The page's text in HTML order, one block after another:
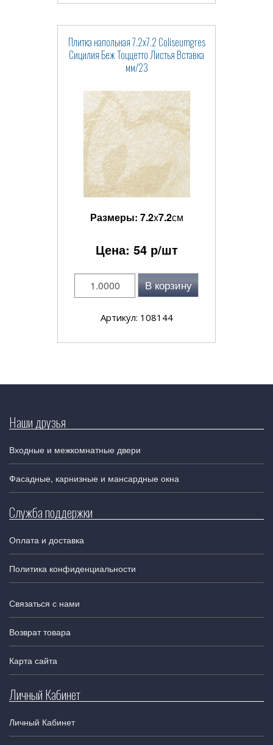
Плитка напольная 7.2x7.2 Coliseumgres
Сицилия Беж Тоццетто Листья Вставка
мм/23
Размеры: 7.2x7.2см
Цена: 54р/шт
В корзину
Артикул: 108144
Наши друзья
Входные и межкомнатные двери
Фасадные, карнизные и мансардные окна
Служба поддержки
Оплата и доставка
Политика конфиденциальности
Связаться с нами
Возврат товара
Карта сайта
Личный Кабинет
Личный Кабинет